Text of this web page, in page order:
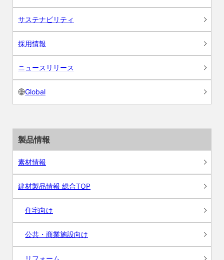
サステナビリティ
採用情報
ニュースリリース
Global
製品情報
素材情報
建材製品情報 総合TOP
住宅向け
公共・商業施設向け
リフォーム